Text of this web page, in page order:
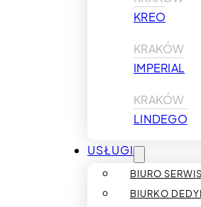
KREO
KRAKÓW
IMPERIAL
KRAKÓW
LINDEGO
USŁUGI
BIURO
BIURKO